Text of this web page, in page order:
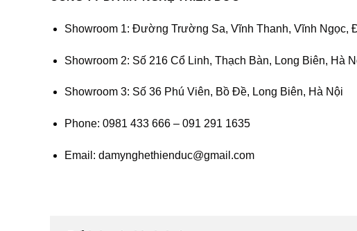
Showroom 1: Đường Trường Sa, Vĩnh Thanh, Vĩnh Ngọc,
Showroom 2: Số 216 Cổ Linh, Thạch Bàn, Long Biên, Hà
Showroom 3: Số 36 Phú Viên, Bồ Đề, Long Biên, Hà Nội
Phone: 0981 433 666 – 091 291 1635
Email: damynghethienduc@gmail.com